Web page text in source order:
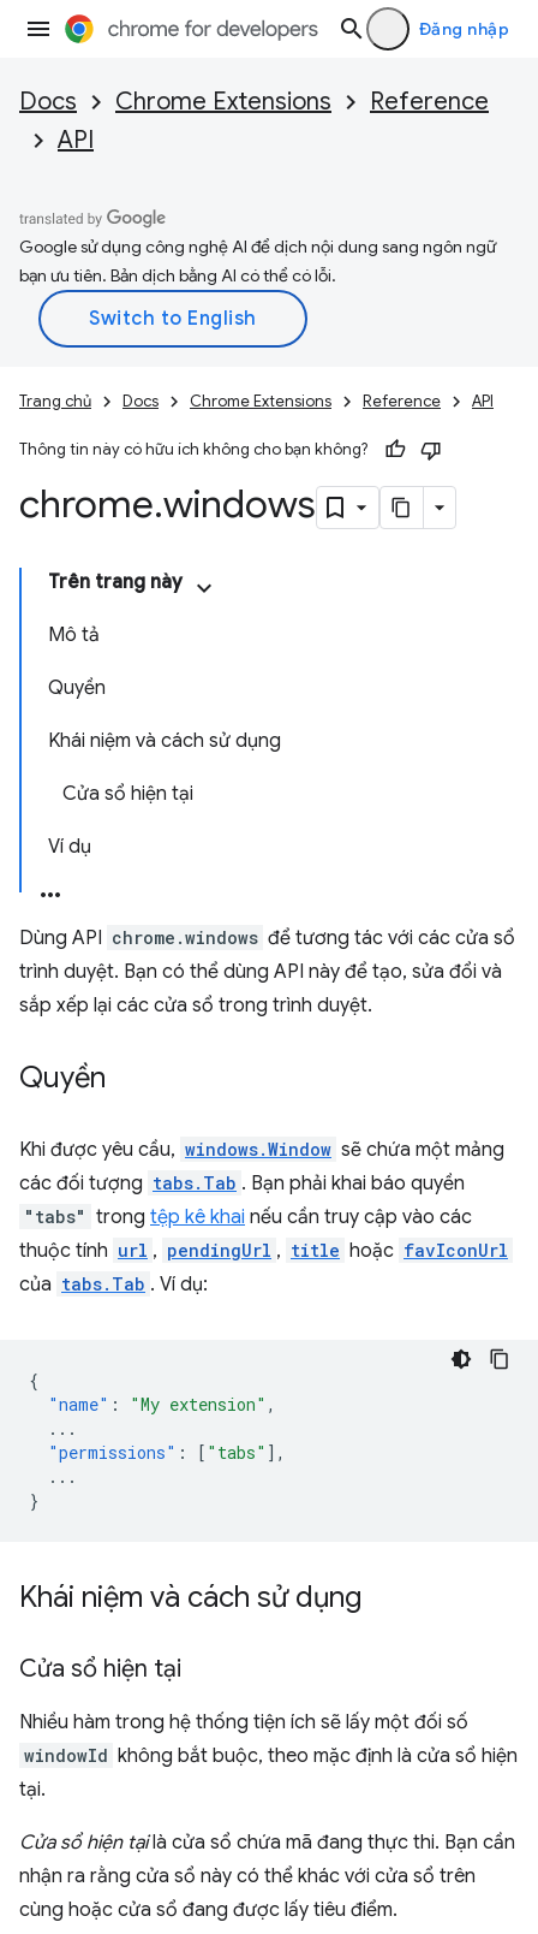
Đăng nhập
Docs Chrome Extensions
Reference
API
Google sử dụng công nghệ AI để dịch nội dung sang ngôn ngữ
bạn ưu tiên. Bản dịch bằng AI có thể có lỗi.
Trang chủ Docs Chrome Extensions Reference API
Thông tin này có hữu ích không cho bạn không?
chrome.windows
Trên trang này
Mô tả
Quyền
Khái niệm và cách sử dụng
Cửa sổ hiện tại
Ví dụ
Dùng API chrome.windows để tương tác với các cửa sổ
trình duyệt. Bạn có thể dùng API này để tạo, sửa đổi và
sắp xếp lại các cửa sổ trong trình duyệt.
Quyền
Khi được yêu cầu, windows.Window sẽ chứa một mảng
các đối tượng tabs.Tab . Bạn phải khai báo quyền
"tabs" trong tệp kê khai nếu cần truy cập vào các
thuộc tính url , pendingUrl , title hoặc favIconUrl
của tabs.Tab . Ví dụ:
{
"name" : "My extension" ,
...
"permissions" : [ "tabs" ],
...
}
Khái niệm và cách sử dụng
Cửa sổ hiện tại
Nhiều hàm trong hệ thống tiện ích sẽ lấy một đối số
windowId không bắt buộc, theo mặc định là cửa sổ hiện
tại.
Cửa sổ hiện tạilà cửa sổ chứa mã đang thực thi. Bạn cần
nhận ra rằng cửa sổ này có thể khác với cửa sổ trên
cùng hoặc cửa sổ đang được lấy tiêu điểm.